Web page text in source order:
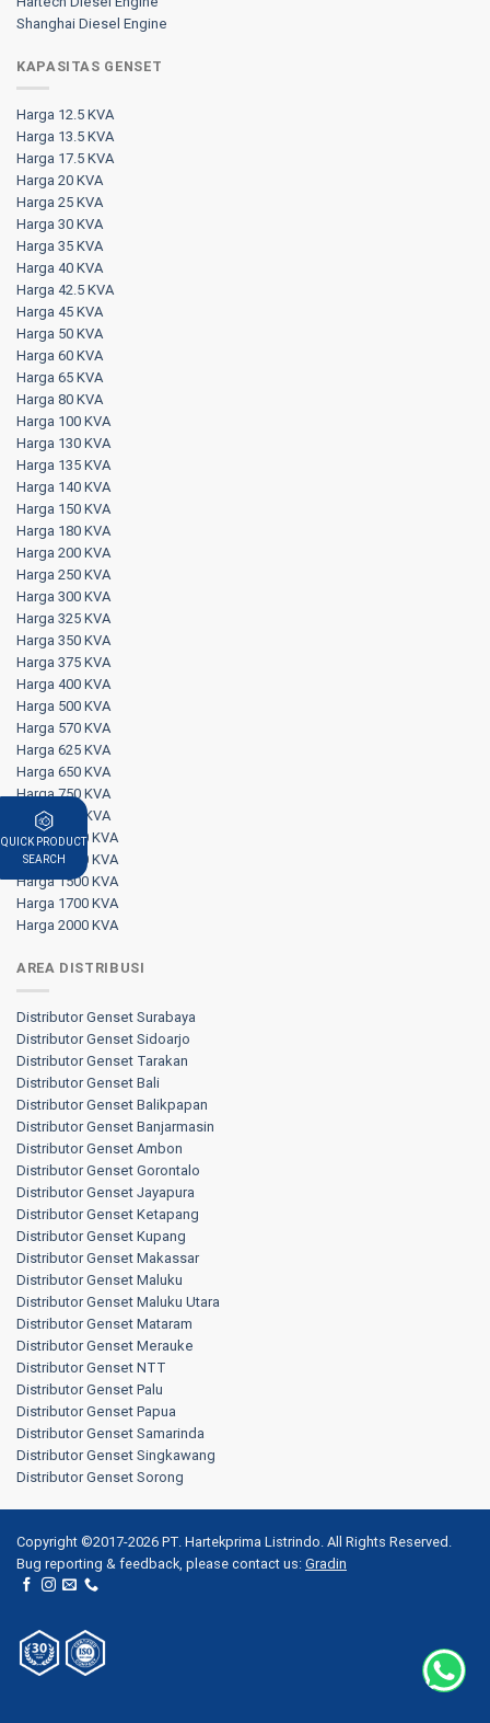
Shanghai Diesel Engine
KAPASITAS GENSET
Harga 12.5 KVA
Harga 13.5 KVA
Harga 17.5 KVA
Harga 20 KVA
Harga 25 KVA
Harga 30 KVA
Harga 35 KVA
Harga 40 KVA
Harga 42.5 KVA
Harga 45 KVA
Harga 50 KVA
Harga 60 KVA
Harga 65 KVA
Harga 80 KVA
Harga 100 KVA
Harga 130 KVA
Harga 135 KVA
Harga 140 KVA
Harga 150 KVA
Harga 180 KVA
Harga 200 KVA
Harga 250 KVA
Harga 300 KVA
Harga 325 KVA
Harga 350 KVA
Harga 375 KVA
Harga 400 KVA
Harga 500 KVA
Harga 570 KVA
Harga 625 KVA
Harga 650 KVA
Harga 750 KVA
Harga 800 KVA
Harga 1000 KVA
Harga 1250 KVA
Harga 1500 KVA
Harga 1700 KVA
Harga 2000 KVA
AREA DISTRIBUSI
Distributor Genset Surabaya
Distributor Genset Sidoarjo
Distributor Genset Tarakan
Distributor Genset Bali
Distributor Genset Balikpapan
Distributor Genset Banjarmasin
Distributor Genset Ambon
Distributor Genset Gorontalo
Distributor Genset Jayapura
Distributor Genset Ketapang
Distributor Genset Kupang
Distributor Genset Makassar
Distributor Genset Maluku
Distributor Genset Maluku Utara
Distributor Genset Mataram
Distributor Genset Merauke
Distributor Genset NTT
Distributor Genset Palu
Distributor Genset Papua
Distributor Genset Samarinda
Distributor Genset Singkawang
Distributor Genset Sorong
Copyright ©2017-2026 PT. Hartekprima Listrindo. All Rights Reserved.
Bug reporting & feedback, please contact us: Gradin
QUICK PRODUCT
SEARCH